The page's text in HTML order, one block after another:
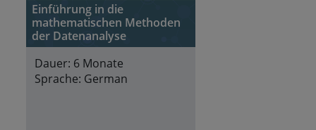
Einführung in die
mathematischen Methoden
der Datenanalyse
Dauer: 6 Monate
Sprache: German